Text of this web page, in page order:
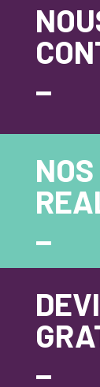
_
NOS
_
_